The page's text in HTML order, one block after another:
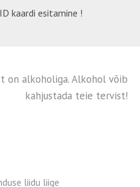
kaardi esitamine !
on alkoholiga. Alkohol võib
kahjustada teie tervist!
liidu liige